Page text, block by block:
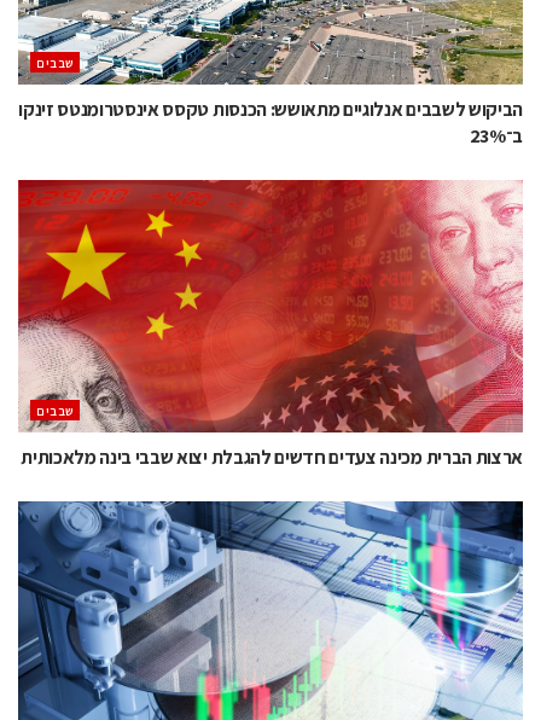
‫שבבים‬
הביקוש לשבבים אנלוגיים מתאושש: הכנסות טקסס אינסטרומנטס זינקו
ב־23%
‫שבבים‬
ארצות הברית מכינה צעדים חדשים להגבלת יצוא שבבי בינה מלאכותית